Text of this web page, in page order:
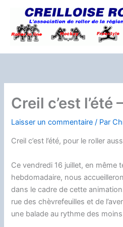
contenu
Creil c’est l’été
Laisser un commentaire / Par
Creil c’est l’été, pour le roller
Ce vendredi 16 juillet, en même
hebdomadaire, nous
dans le cadre de cette
rue des chèvrefeuilles et de
une balade au rythme des